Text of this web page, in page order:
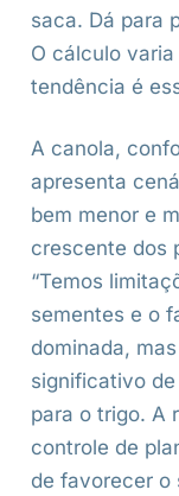
saca. Dá para
O cálculo
tendência é
A canola,
apresenta
bem menor e
crescente dos
“Temos
sementes e o
dominada,
significativo
para o trigo. A
controle de
de favorecer o